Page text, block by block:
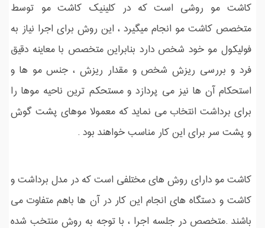
کاشت مو روشی است که در کلینیک کاشت مو توسط
متخصص کاشت مو انجام میگیرد ، این روش برای اجرا نیاز به
فولیکول مو خود شخص دارد بنابراین متخصص با معاینه دقیق
فرد و بررسی ریزش شخص و مقدار ریزش ، جنس مو ها و
استحکام آن ها نیز می پردازد و مستحکم ترین ناحیه موها را
برای برداشت انتخاب می نماید که معمولا موهای پشت گوش
و پشت سر برای این کار مناسب خواهند بود .
کاشت مو دارای روش های مختلفی است که در مدل برداشت و
کاشت و دستگاه های انجام این کار در آن ها باهم متفاوت می
باشند .متخصص در جلسه اجرا ، با توجه به روش منتخب شده